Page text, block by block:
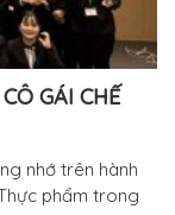
GÁI CHẾ
nhớ trên hành
phẩm trong